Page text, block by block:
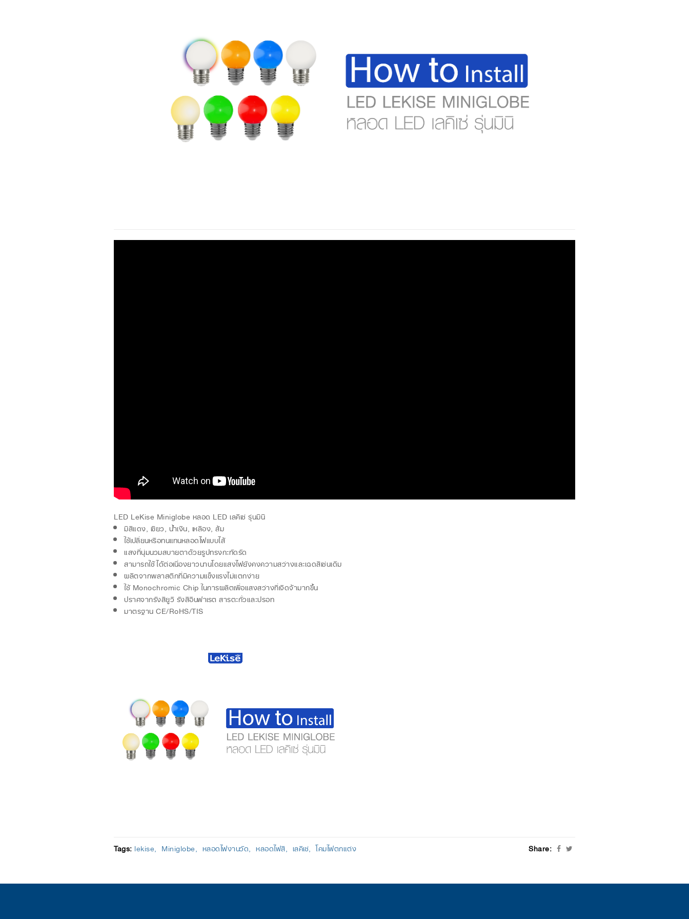
LED LeKise Miniglobe หลอด LED เลคิเซ่ รุ่นมินิ
มีสีแดง, เขียว, น้ำเงิน, เหลือง, ส้ม
ใช้เปลี่ยนหรือทนแทนหลอดไฟแบบไส้
แสงที่นุ่มนวมสบายตาด้วยรูปทรงกะทัดรัด
สามารถใช้ได้ต่อเนื่องยาวนานโดยแสงไฟยังคงความสว่างและเฉดสีเช่นเดิม
ผลิตจากพลาสติกที่มีความแข็งแรงไม่แตกง่าย
ใช้ Monochromic Chip ในการผลิตเพื่อแสงสว่างที่เจิดจ้ามากขึ้น
ปราศจากรังสียูวี รังสีอินฟาเรต สารตะกั่วและปรอท
มาตรฐาน CE/RoHS/TIS
Tags: lekise Miniglobe หลอดไฟงานวัด หลอดไฟสี เลคิเซ่ โคมไฟตกแต่ง Share: